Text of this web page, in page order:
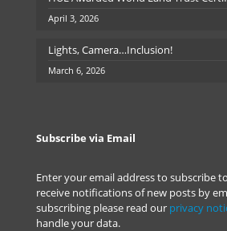
April 3, 2026
Lights, Camera…Inclusion!
March 6, 2026
Subscribe via Email
Enter your email address to subscribe
receive notifications of new posts by
subscribing please read our privacy
handle your data.